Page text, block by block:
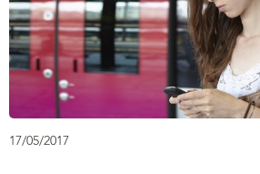
17/05/2017